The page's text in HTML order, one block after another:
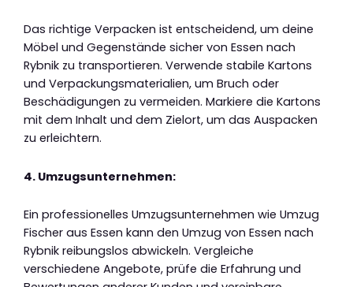
Das richtige Verpacken ist entscheidend, um deine
Möbel und Gegenstände sicher von Essen nach
Rybnik zu transportieren. Verwende stabile Kartons
und Verpackungsmaterialien, um Bruch oder
Beschädigungen zu vermeiden. Markiere die Kartons
mit dem Inhalt und dem Zielort, um das Auspacken
zu erleichtern.
4. Umzugsunternehmen:
Ein professionelles Umzugsunternehmen wie Umzug
Fischer aus Essen kann den Umzug von Essen nach
Rybnik reibungslos abwickeln. Vergleiche
verschiedene Angebote, prüfe die Erfahrung und